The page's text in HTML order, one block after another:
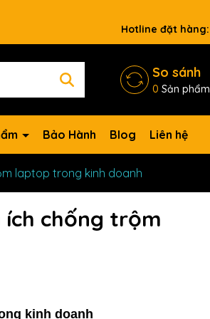
Hotline đặt hàng:
So sánh
0 Sản phẩm
Bảo Hành Blog Liên hệ
laptop trong kinh doanh
chống trộm
kinh doanh